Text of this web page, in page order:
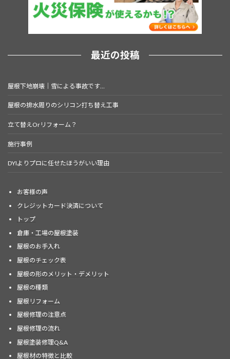
最近の投稿
屋根下地崩壊｜雪による事故です…
屋根の排水周りのシリコン打ち替え工事
立て替えOrリフォーム？
施行事例
DYIよりプロに任せたほうがいい理由
お客様の声
クレジットカード決済について
トップ
倉庫・工場の屋根塗装
屋根のお手入れ
屋根のチェック表
屋根の形のメリット・デメリット
屋根の種類
屋根リフォーム
屋根修理の注意点
屋根修理の流れ
屋根塗装修理Q&A
屋根材の特徴と比較